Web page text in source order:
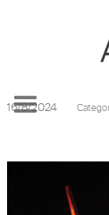
SANGREE en
16/8/2024